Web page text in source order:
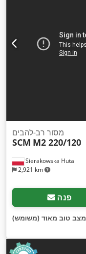
Sierakowska Huta
2,921 km
מסור רב-להבים
SCM M2 220/120
פנה
מצב טוב מאוד (משומש)